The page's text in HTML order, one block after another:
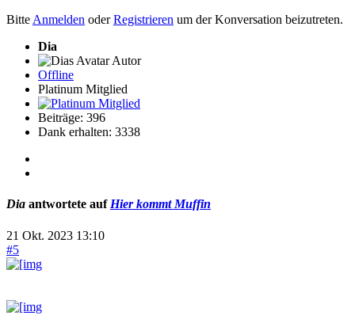
Bitte Anmelden oderRegistrieren um der Konversation beizutreten.
Dia
Autor
Offline
Platinum Mitglied
Beiträge: 396
Dank erhalten: 3338
Dia antwortete auf Hier kommt Muffin
21 Okt. 2023 13:10
#5